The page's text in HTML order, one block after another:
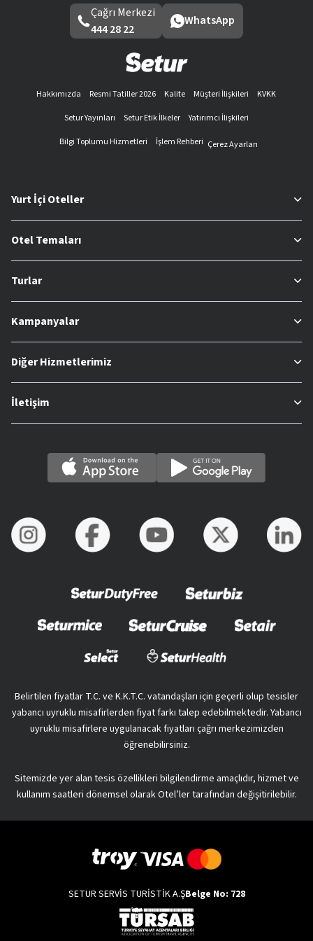
Çağrı Merkezi
444 28 22
WhatsApp
Hakkımızda Resmi Tatiller 2026 Kalite Müşteri İlişkileri
KVKK
Setur Yayınları
Setur Etik İlkeler
Yatırımcı İlişkileri
Bilgi Toplumu Hizmetleri
İşlem Rehberi Çerez Ayarları
Yurt İçi Oteller
Otel Temaları
Turlar
Kampanyalar
Diğer Hizmetlerimiz
İletişim
Belirtilen fiyatlar T.C. ve K.K.T.C. vatandaşları için geçerli olup tesisler
yabancı uyruklu misafirlerden fiyat farkı talep edebilmektedir. Yabancı
uyruklu misafirlere uygulanacak fiyatları çağrı merkezimizden
öğrenebilirsiniz.
Sitemizde yer alan tesis özellikleri bilgilendirme amaçlıdır, hizmet ve
kullanım saatleri dönemsel olarak Otel’ler tarafından değişitirilebilir.
SETUR SERVİS TURİSTİK A.ŞBelge No: 728